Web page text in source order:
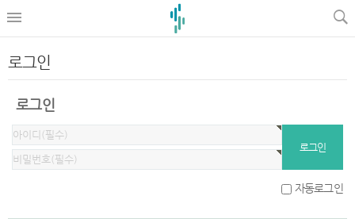
로그인
로그인
자동로그인